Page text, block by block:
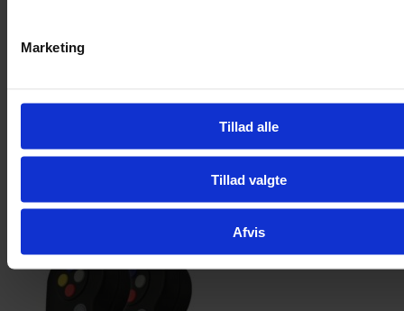
Marketing
Tillad alle
Tillad valgte
Afvis